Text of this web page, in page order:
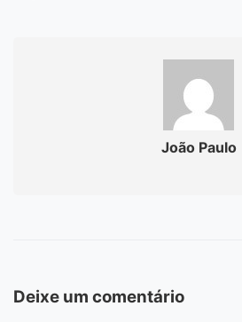
João Paulo
Deixe um comentário